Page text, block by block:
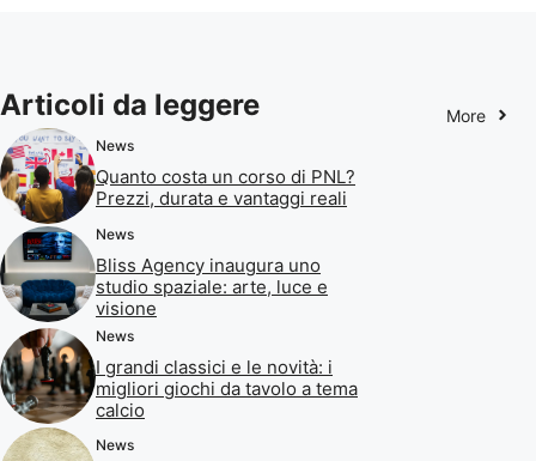
Articoli da leggere More
News
Quanto costa un corso di PNL?
Prezzi, durata e vantaggi reali
News
Bliss Agency inaugura uno
studio spaziale: arte, luce e
visione
News
I grandi classici e le novità: i
migliori giochi da tavolo a tema
calcio
News